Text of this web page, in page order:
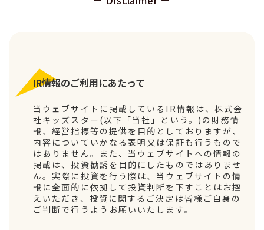
IR情報のご利用にあたって
当ウェブサイトに掲載しているIR情報は、株式会
社キッズスター(以下「当社」という。)の財務情
報、経営指標等の提供を目的としておりますが、
内容についていかなる表明又は保証も行うもので
はありません。また、当ウェブサイトへの情報の
掲載は、投資勧誘を目的にしたものではありませ
ん。実際に投資を行う際は、当ウェブサイトの情
報に全面的に依拠して投資判断を下すことはお控
えいただき、投資に関するご決定は皆様ご自身の
ご判断で行うようお願いいたします。